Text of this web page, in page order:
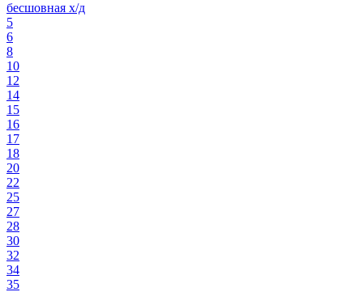
бесшовная х/д
5
6
8
10
12
14
15
16
17
18
20
22
25
27
28
30
32
34
35